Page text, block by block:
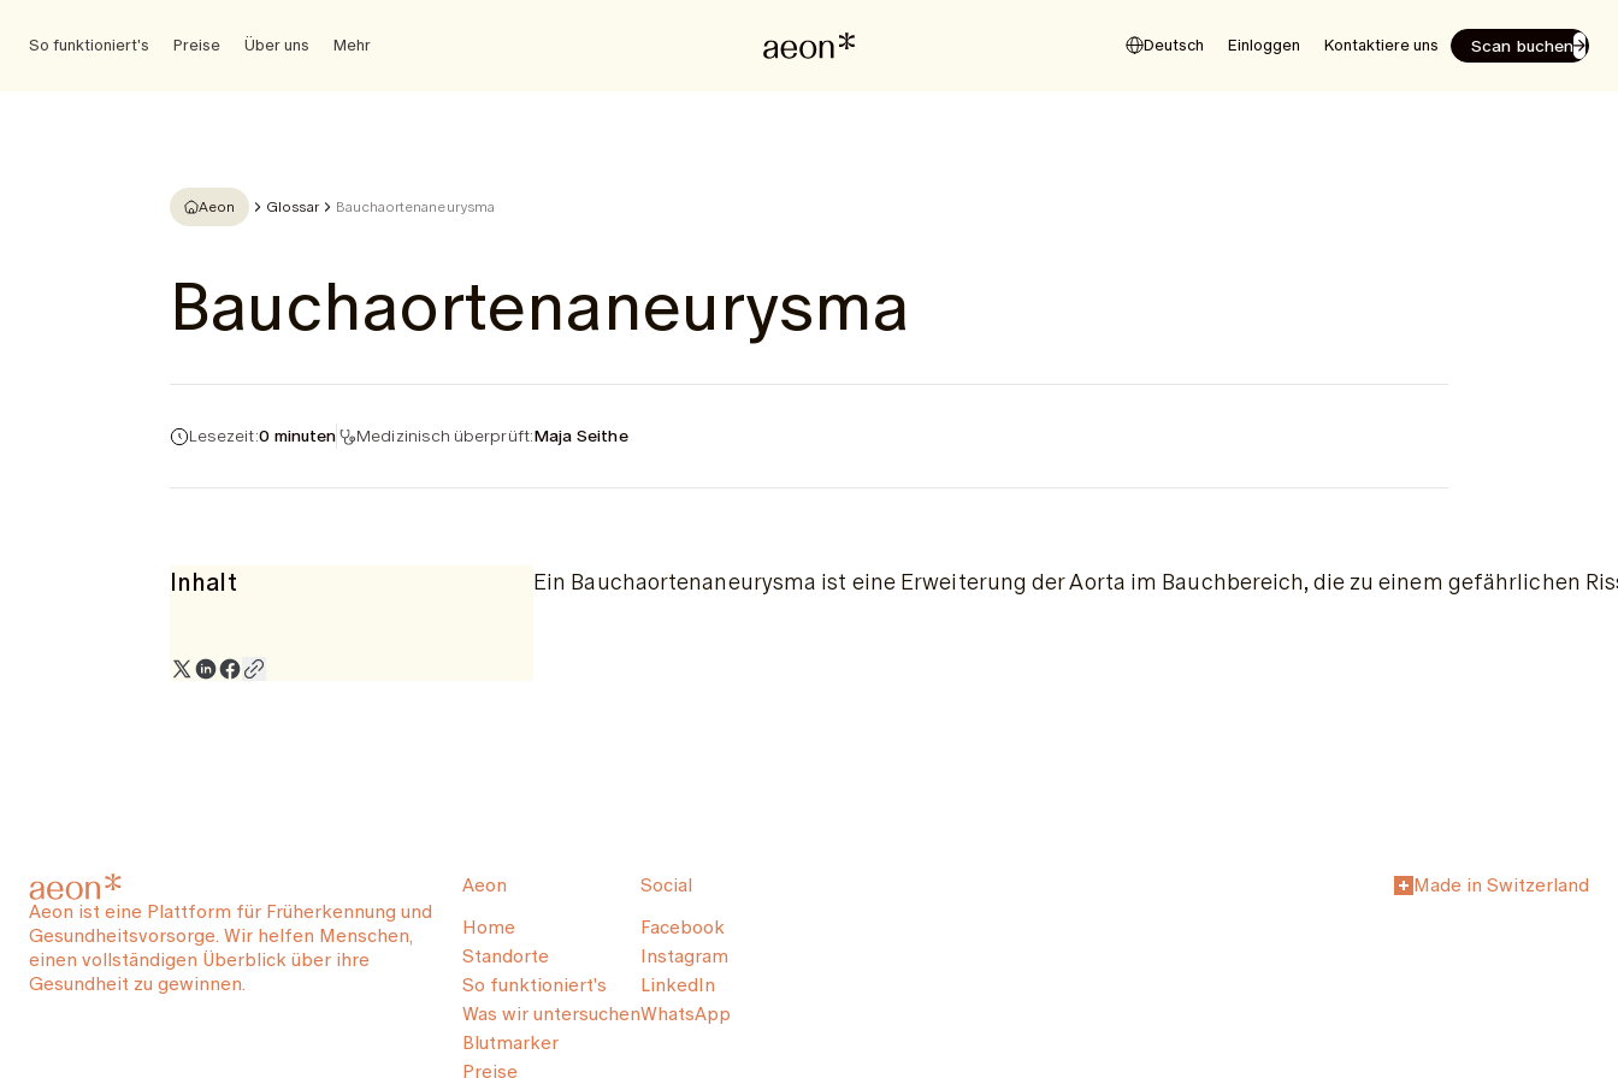
So funktioniert's Preise Über uns Mehr Deutsch Einloggen Kontaktiere uns Scan buchen
Aeon Glossar Bauchaortenaneurysma
Bauchaortenaneurysma
Lesezeit:0 minuten Medizinisch überprüft:Maja Seithe
Inhalt Ein Bauchaortenaneurysma ist eine Erweiterung der Aorta im Bauchbereich, die zu einem gefährlichen
Aeon ist eine Plattform für Früherkennung und
Gesundheitsvorsorge. Wir helfen Menschen,
einen vollständigen Überblick über ihre
Gesundheit zu gewinnen.
Aeon
Home
Standorte
So funktioniert's
Was wir untersuchen
Blutmarker
Preise
Social
Facebook
Instagram
LinkedIn
WhatsApp
Made in Switzerland